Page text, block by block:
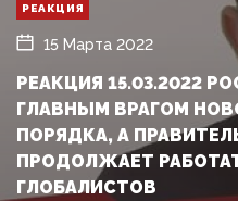
РЕАКЦИЯ
15 Марта 2022
РЕАКЦИЯ 15.03.2022
ГЛАВНЫМ ВРАГОМ
ПОРЯДКА, А
ПРОДОЛЖАЕТ
ГЛОБАЛИСТОВ